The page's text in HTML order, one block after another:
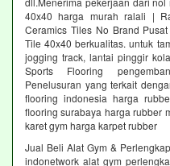
40x40 harga murah ralali |
Ceramics Tiles No Brand
Tile 40x40 berkualitas. untuk
jogging track, lantai pinggir
Sports Flooring
Penelusuran yang terkait
flooring indonesia harga
flooring surabaya harga rubber
karet gym harga karpet rubber
Jual Beli Alat Gym &
indonetwork alat gym